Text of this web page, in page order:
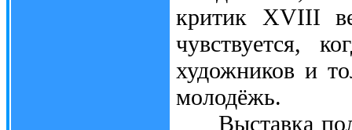
критик XVIII
чувствуется,
художников и
молодёжь.
Выставка